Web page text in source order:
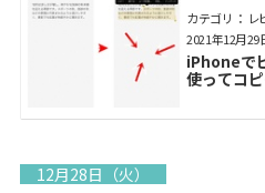
カテゴリ： レ
iPhoneで
使ってコ
2021年12月29
12月28日（火）